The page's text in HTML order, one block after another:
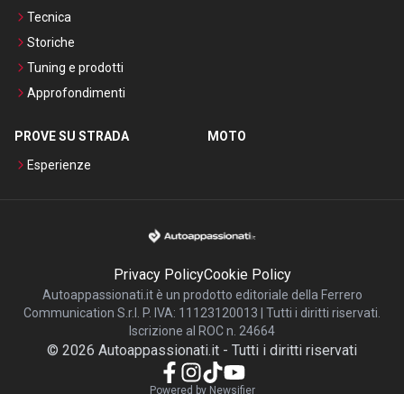
Tecnica
Storiche
Tuning e prodotti
Approfondimenti
PROVE SU STRADA
Esperienze
MOTO
Privacy PolicyCookie Policy
Autoappassionati.it è un prodotto editoriale della Ferrero
Communication S.r.l. P. IVA: 11123120013 | Tutti i diritti riservati.
Iscrizione al ROC n. 24664
© 2026 Autoappassionati.it - Tutti i diritti riservati
Powered by Newsifier